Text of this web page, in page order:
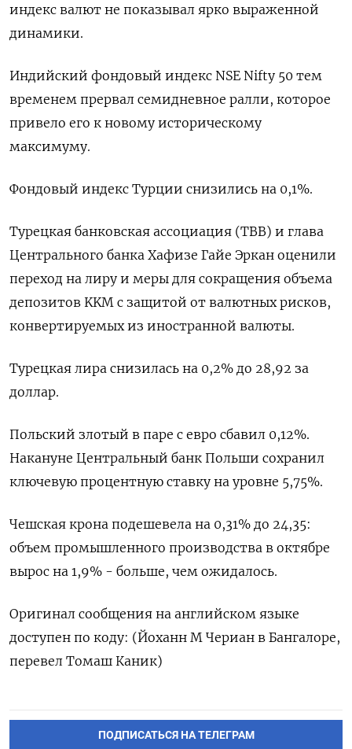
индекс валют не показывал ярко выраженной
динамики.
Индийский фондовый индекс NSE Nifty 50 тем
временем прервал семидневное ралли, которое
привело его к новому историческому
максимуму.
Фондовый индекс Турции снизились на 0,1%.
Турецкая банковская ассоциация (TBB) и глава
Центрального банка Хафизе Гайе Эркан оценили
переход на лиру и меры для сокращения объема
депозитов KKM с защитой от валютных рисков,
конвертируемых из иностранной валюты.
Турецкая лира снизилась на 0,2% до 28,92 за
доллар.
Польский злотый в паре с евро сбавил 0,12%.
Накануне Центральный банк Польши сохранил
ключевую процентную ставку на уровне 5,75%.
Чешская крона подешевела на 0,31% до 24,35:
объем промышленного производства в октябре
вырос на 1,9% - больше, чем ожидалось.
Оригинал сообщения на английском языке
доступен по коду: (Йоханн М Чериан в Бангалоре,
перевел Томаш Каник)
ПОДПИСАТЬСЯ НА ТЕЛЕГРАМ